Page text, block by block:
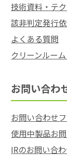
技術資料・テ
該非判定発行
よくある質問
クリーンルー
お問い合わ
お問い合わせ
使用中製品お
IRのお問い合